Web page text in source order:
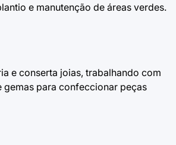
e manutenção de áreas verdes.
e conserta joias, trabalhando com
gemas para confeccionar peças